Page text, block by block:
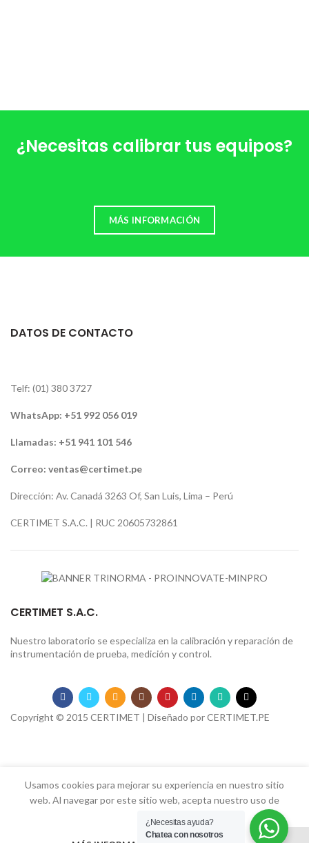
¿Necesitas calibrar tus equipos?
MÁS INFORMACIÓN
DATOS DE CONTACTO
Telf: (01) 380 3727
WhatsApp: +51 992 056 019
Llamadas: +51 941 101 546
Correo: ventas@certimet.pe
Dirección: Av. Canadá 3263 Of, San Luis, Lima – Perú
CERTIMET S.A.C. | RUC 20605732861
CERTIMET S.A.C.
Nuestro laboratorio se especializa en la calibración y reparación de
instrumentación de prueba, medición y control.
Copyright © 2015 CERTIMET | Diseñado porCERTIMET.PE
0
¿Necesitas ayuda?
Chatea con nosotros
Usamos cookies para mejorar su experiencia en nuestro sitio
web. Al navegar por este sitio web, acepta nuestro uso de